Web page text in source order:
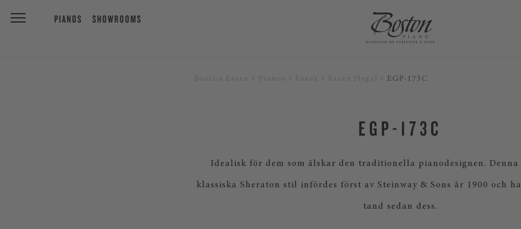
PIANOS SHOWROOMS
EGP-173C
EGP-173C
Idealisk för dem som älskar den traditionella pianodesignen. Denna
klassiska Sheraton stil infördes först av Steinway & Sons år 1900 och
tand sedan dess.